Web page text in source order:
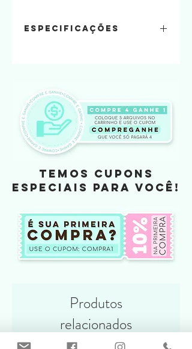
Especificações
Formatos:
Arquivo de Elementos: PNG
Arquivo de Papéis: JPG
TEMOS CUPONS
ESPECIAIS PARA VOCÊ!
Produtos
relacionados